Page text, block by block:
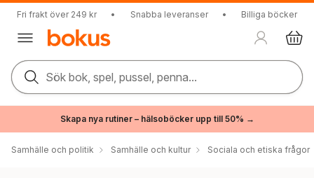
Fri frakt över 249 kr • Snabba leveranser • Billiga böcker
Sök bok, spel, pussel, penna...
Skapa nya rutiner – hälsoböcker upp till 50% →
Samhälle och politik Samhälle och kultur Sociala och etiska frågor